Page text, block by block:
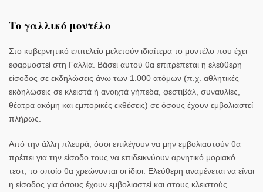
Το γαλλικό μοντέλο
Στο κυβερνητικό επιτελείο μελετούν ιδιαίτερα το μοντέλο που έχει
εφαρμοστεί στη Γαλλία . Βάσει αυτού θα επιτρέπεται η ελεύθερη
είσοδος σε εκδηλώσεις άνω των 1.000 ατόμων (π.χ. αθλητικές
εκδηλώσεις σε κλειστά ή ανοιχτά γήπεδα, φεστιβάλ, συναυλίες,
θέατρα ακόμη και εμπορικές εκθέσεις) σε όσους έχουν εμβολιαστεί
πλήρως.
Από την άλλη πλευρά, όσοι επιλέγουν να μην εμβολιαστούν θα
πρέπει για την είσοδο τους να επιδεικνύουν αρνητικό μοριακό
τεστ , το οποίο θα χρεώνονται οι ίδιοι. Ελεύθερη αναμένεται να είναι
η είσοδος για όσους έχουν εμβολιαστεί και στους κλειστούς